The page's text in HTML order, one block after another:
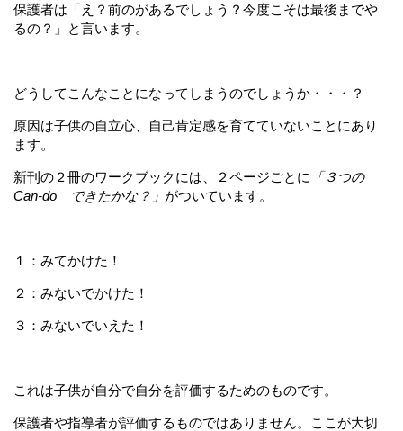
保護者は「え？前のがあるでしょう？今度こそは最後までや
るの？」と言います。
どうしてこんなことになってしまうのでしょうか・・・？
原因は子供の自立心、自己肯定感を育てていないことにあり
ます。
新刊の２冊のワークブックには、２ページごとに
「３つの
Can-do できたかな？」 がついています。
１：みてかけた！
２：みないでかけた！
３：みないでいえた！
これは子供が自分で自分を評価するためのものです。
保護者や指導者が評価するものではありません。ここが大切